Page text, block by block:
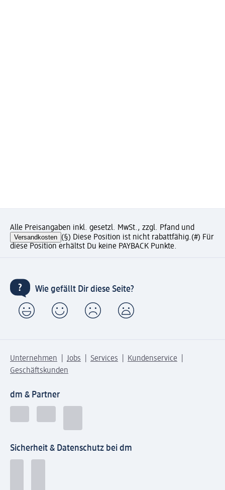
Alle Preisangaben inkl. gesetzl. MwSt., zzgl. Pfand und
Versandkosten (§) Diese Position ist nicht rabattfähig.(#) Für
diese Position erhältst Du keine PAYBACK Punkte.
Wie gefällt Dir diese Seite?
Unternehmen Jobs Services
Kundenservice
Geschäftskunden
dm & Partner
Sicherheit & Datenschutz bei dm